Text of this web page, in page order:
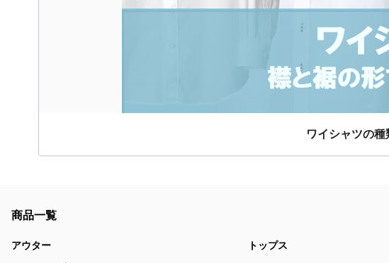
ワイシャツの
商品一覧
アウター
トップス